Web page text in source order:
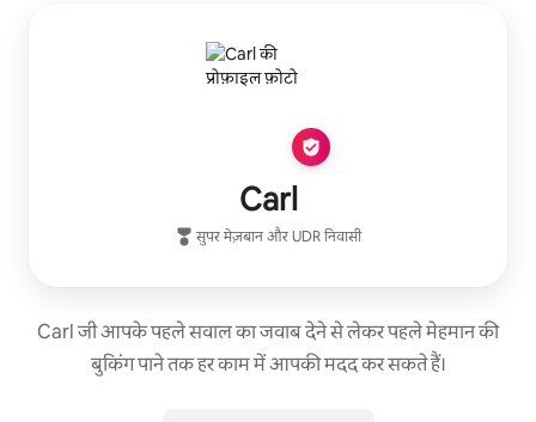
Carl
सुपर मेज़बानऔरUDRनिवासी
Carl जी आपके पहले सवाल का जवाब देने से लेकर पहले मेहमान की
बुकिंग पाने तक हर काम में आपकी मदद कर सकते हैं।